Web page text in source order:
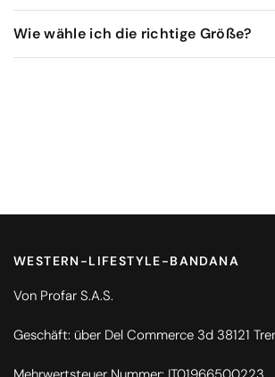
Wie wähle ich die richtige Größe?
WESTERN-LIFESTYLE-BANDANA
Von Profar S.A.S.
Geschäft: über Del Commerce 3d 38121